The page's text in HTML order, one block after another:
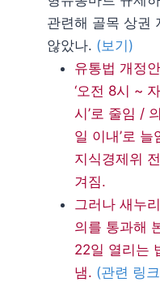
관련해 골목 상권
않았나. (보기)
유통법 개정
‘오전 8시 ~
시’로 줄임 /
일 이내’로
지식경제위
겨짐.
그러나 새누
의를 통과해
22일 열리는
냄. (관련 링